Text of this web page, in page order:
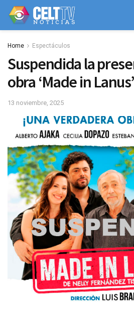
Home Espectáculos
Suspendida la
obra ‘Made in Lanus’
13 noviembre, 2025